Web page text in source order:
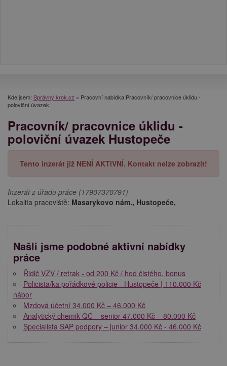
Kde jsem: Správný krok.cz » Pracovní nabídka Pracovník/ pracovnice úklidu -
poloviční úvazek
Pracovník/ pracovnice úklidu -
poloviční úvazek Hustopeče
Tento inzerát již NENÍ AKTIVNÍ. Kontakt nelze zobrazit!
Inzerát z úřadu práce (17907370791)
Lokalita pracoviště: Masarykovo nám., Hustopeče,
Našli jsme podobné aktivní nabídky
práce
Řidič VZV / retrak - od 200 Kč / hod čistého, bonus
Policista/ka pořádkové policie - Hustopeče | 110.000 Kč
nábor
Mzdová účetní 34.000 Kč – 46.000 Kč
Analytický chemik QC – senior 47.000 Kč – 80.000 Kč
Specialista SAP podpory – junior 34.000 Kč - 46.000 Kč